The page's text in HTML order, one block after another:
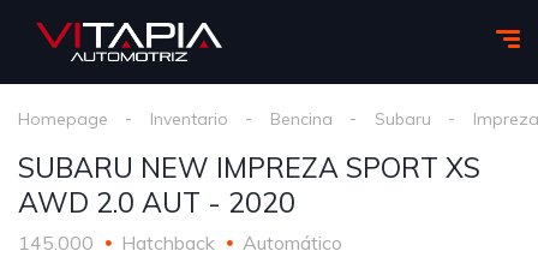
Homepage Inventario Bencina Subaru
SUBARU NEW IMPREZA SPORT XS
AWD 2.0 AUT - 2020
145.000 Hatchback Automático